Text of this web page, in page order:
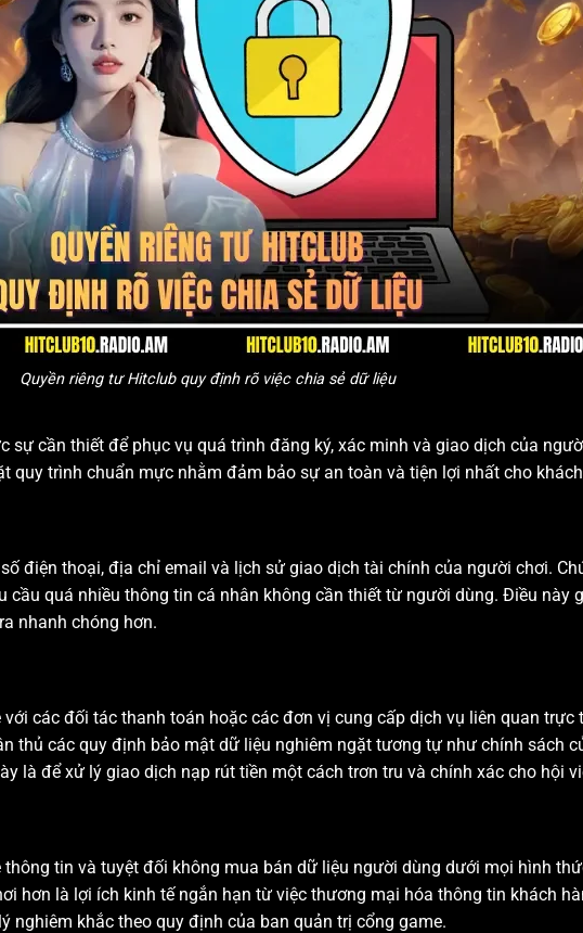
Quyền riêng tư Hitclub quy định rõ việc chia sẻ dữ liệu
sự cần thiết để phục vụ quá trình đăng ký, xác minh và giao dịch của
quy trình chuẩn mực nhằm đảm bảo sự an toàn và tiện lợi nhất cho
điện thoại, địa chỉ email và lịch sử giao dịch tài chính của người chơi.
cầu quá nhiều thông tin cá nhân không cần thiết từ người dùng. Điều này
nhanh chóng hơn.
các đối tác thanh toán hoặc các đơn vị cung cấp dịch vụ liên quan trực
thủ các quy định bảo mật dữ liệu nghiêm ngặt tương tự như chính sách
là để xử lý giao dịch nạp rút tiền một cách trơn tru và chính xác cho hội
tin và tuyệt đối không mua bán dữ liệu người dùng dưới mọi hình
hơn là lợi ích kinh tế ngắn hạn từ việc thương mại hóa thông tin khách
nghiêm khắc theo quy định của ban quản trị cổng game.